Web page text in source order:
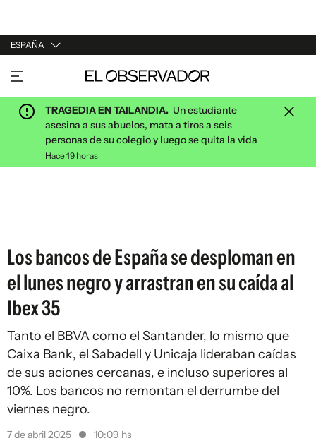
ESPAÑA
URUGUAY
ARGENTINA
ESPAÑA
ESTADOS UNIDOS
TRAGEDIA EN TAILANDIA. Un estudiante
asesina a sus abuelos, mata a tiros a seis
personas de su colegio y luego se quita la vida
Hace 19 horas
Los bancos de España se desploman en
el lunes negro y arrastran en su caída al
Ibex 35
Tanto el BBVA como el Santander, lo mismo que
Caixa Bank, el Sabadell y Unicaja lideraban caídas
de sus aciones cercanas, e incluso superiores al
10%. Los bancos no remontan el derrumbe del
viernes negro.
7 de abril 2025 10:09 hs